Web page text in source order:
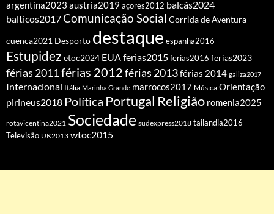
argentina2023 austria2019 açores2012 balcãs2024
balticos2017Comunicação Social Corrida de Aventura
cuenca2021 Desporto destaque espanha2016
Estupidez etoc2024 EUAferias2015ferias2016 ferias2023
férias 2011férias 2012férias 2013férias 2014 galiza2017
Internacional Itália Marinha Grande marrocos2017 Música Orientação
pirineus2018 Política Portugal Religião romenia2025
rotavicentina2021 Sociedade sudexpress2018 tailandia2016
Televisão UK2013 wtoc2015